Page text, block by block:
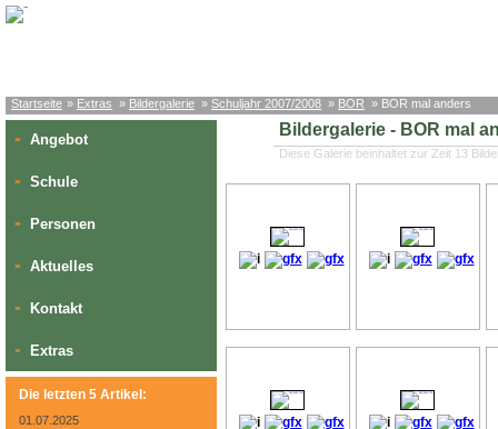
Startseite » Extras » Bildergalerie » Schuljahr 2007/2008 » BOR » BOR mal anders
» Angebot
» Schule
» Personen
» Aktuelles
» Kontakt
» Extras
Die letzten 5 Artikel:
01.07.2025
Bildergalerie - BOR mal
Diese Galerie beinhaltet zur Zeit 13